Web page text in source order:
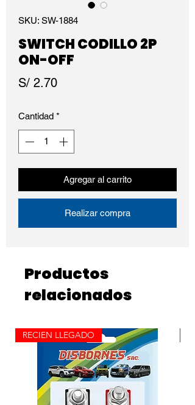
SKU: SW-1884
SWITCH CODILLO 2P
ON-OFF
S/ 2.70Precio
Cantidad *
Agregar al carrito
Realizar compra
Productos
relacionados
RECIEN LLEGADO